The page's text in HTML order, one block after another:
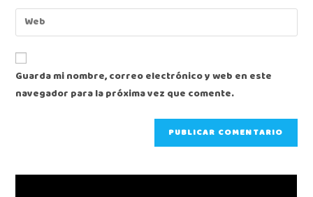
Guarda mi nombre, correo electrónico y web en este
navegador para la próxima vez que comente.